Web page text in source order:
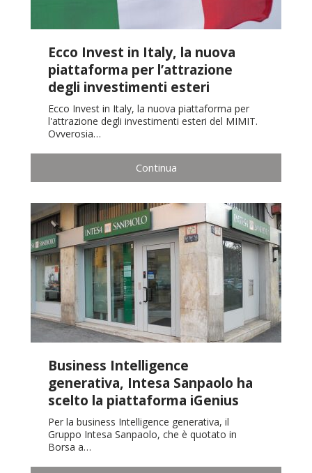
Ecco Invest in Italy, la nuova
piattaforma per l’attrazione
degli investimenti esteri
Ecco Invest in Italy, la nuova piattaforma per
l'attrazione degli investimenti esteri del MIMIT.
Ovverosia…
Continua
Business Intelligence
generativa, Intesa Sanpaolo ha
scelto la piattaforma iGenius
Per la business Intelligence generativa, il
Gruppo Intesa Sanpaolo, che è quotato in
Borsa a…